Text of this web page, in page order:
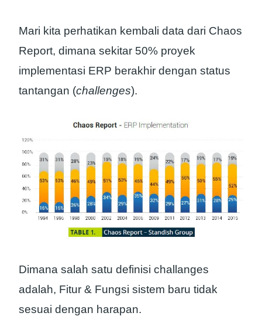
Mari kita perhatikan kembali data dari Chaos
Report, dimana sekitar 50% proyek
implementasi ERP berakhir dengan status
tantangan (challenges).
Dimana salah satu definisi challanges
adalah, Fitur & Fungsi sistem baru tidak
sesuai dengan harapan.